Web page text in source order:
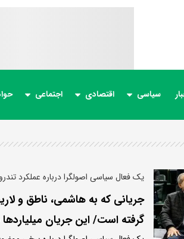
سیاسی اقتصادی اجتماعی
یک فعال سیاسی اصولگرا درباره عملکرد
جریانی که به هاشمی، ناطق و
گرفته است/ این جریان